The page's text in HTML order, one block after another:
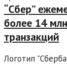
“Сбер”
более 14
транзакций
Логотип